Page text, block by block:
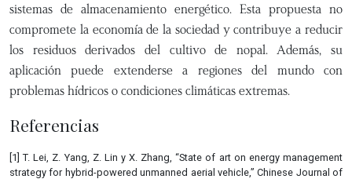
sistemas de almacenamiento energético. Esta propuesta no
compromete la economía de la sociedad y contribuye a reducir
los residuos derivados del cultivo de nopal. Además, su
aplicación puede extenderse a regiones del mundo con
problemas hídricos o condiciones climáticas extremas.
Referencias
[1] T. Lei, Z. Yang, Z. Lin y X. Zhang, “State of art on energy management
strategy for hybrid-powered unmanned aerial vehicle,” Chinese Journal of